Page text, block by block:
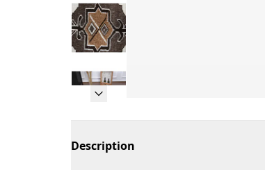
Description